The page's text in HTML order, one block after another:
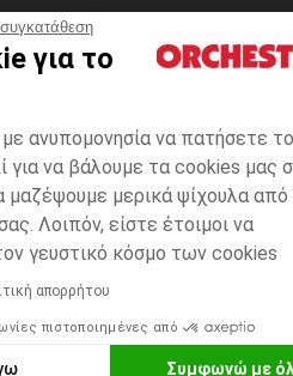
για το
ανυπομονησία να πατήσετε το
για να βάλουμε τα cookies μας
μαζέψουμε μερικά ψίχουλα από
Λοιπόν, είστε έτοιμοι να
γευστικό κόσμο των cookies
απορρήτου
πιστοποιημένες από
Συμφωνώ με
ΣΕ